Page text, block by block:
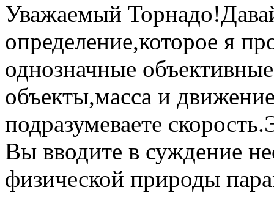
Уважаемый
определение,которое я
однозначные
объекты,масса и
подразумеваете
Вы вводите в суждение
физической природы